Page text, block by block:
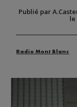
Publié par
le
Radio Mont Blanc